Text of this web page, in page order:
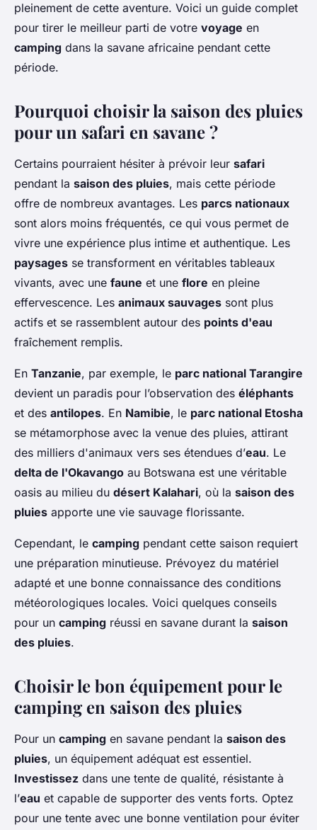
pleinement de cette aventure. Voici un guide complet
pour tirer le meilleur parti de votre voyage en
camping dans la savane africaine pendant cette
période.
Pourquoi choisir la saison des pluies
pour un safari en savane ?
Certains pourraient hésiter à prévoir leur safari
pendant la saison des pluies, mais cette période
offre de nombreux avantages. Les parcs nationaux
sont alors moins fréquentés, ce qui vous permet de
vivre une expérience plus intime et authentique. Les
paysages se transforment en véritables tableaux
vivants, avec une faune et une flore en pleine
effervescence. Les animaux sauvages sont plus
actifs et se rassemblent autour des points d'eau
fraîchement remplis.
En Tanzanie, par exemple, le parc national Tarangire
devient un paradis pour l’observation des éléphants
et des antilopes. En Namibie, le parc national Etosha
se métamorphose avec la venue des pluies, attirant
des milliers d'animaux vers ses étendues d’eau. Le
delta de l'Okavango au Botswana est une véritable
oasis au milieu du désert Kalahari, où la saison des
pluies apporte une vie sauvage florissante.
Cependant, le camping pendant cette saison requiert
une préparation minutieuse. Prévoyez du matériel
adapté et une bonne connaissance des conditions
météorologiques locales. Voici quelques conseils
pour un camping réussi en savane durant la saison
des pluies.
Choisir le bon équipement pour le
camping en saison des pluies
Pour un camping en savane pendant la saison des
pluies, un équipement adéquat est essentiel.
Investissez dans une tente de qualité, résistante à
l’eau et capable de supporter des vents forts. Optez
pour une tente avec une bonne ventilation pour éviter